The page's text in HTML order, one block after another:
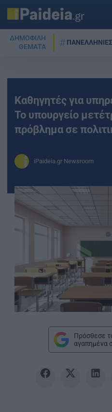
ΔΗΜΟΦΙΛΗ
ΘΕΜΑΤΑ
Καθηγητές για
Το υπουργείο
πρόβλημα σε
iPaideia.gr Newsroom
Πρόσθεσε
αγαπημένα